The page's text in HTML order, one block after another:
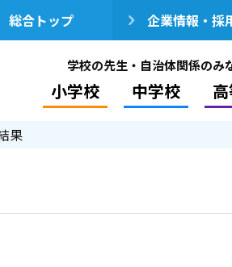
総合トップ 企業情報・採
学校の先生・自治体関係のみ
小学校 中学校
果